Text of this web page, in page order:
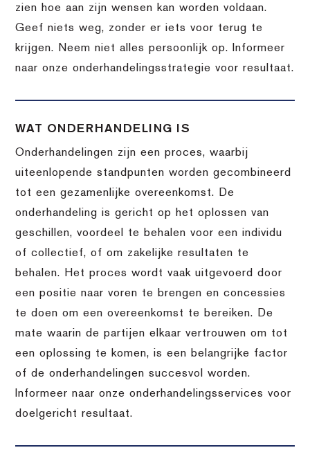
zien hoe aan zijn wensen kan worden voldaan.
Geef niets weg, zonder er iets voor terug te
krijgen. Neem niet alles persoonlijk op. Informeer
naar onze onderhandelingsstrategie voor resultaat.
WAT ONDERHANDELING IS
Onderhandelingen zijn een proces, waarbij
uiteenlopende standpunten worden gecombineerd
tot een gezamenlijke overeenkomst. De
onderhandeling is gericht op het oplossen van
geschillen, voordeel te behalen voor een individu
of collectief, of om zakelijke resultaten te
behalen. Het proces wordt vaak uitgevoerd door
een positie naar voren te brengen en concessies
te doen om een overeenkomst te bereiken. De
mate waarin de partijen elkaar vertrouwen om tot
een oplossing te komen, is een belangrijke factor
of de onderhandelingen succesvol worden.
Informeer naar onze onderhandelingsservices voor
doelgericht resultaat.